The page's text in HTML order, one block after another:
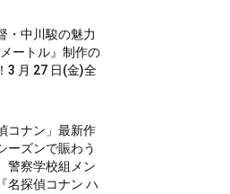
・中川駿の魅力
ートル』制作の
3 月 27 日(金)全
コナン」最新作
ーズンで賑わう
察学校組メン
名探偵コナン ハ